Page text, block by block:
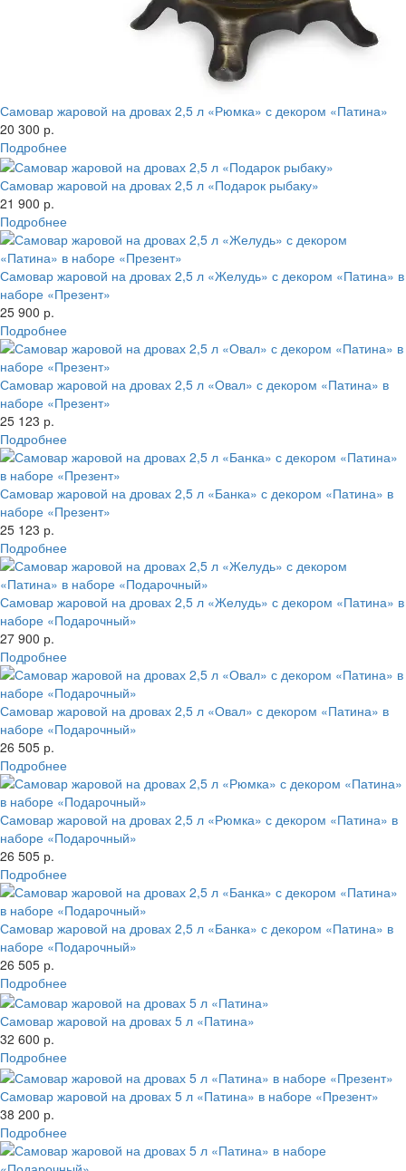
Самовар жаровой на дровах 2,5 л «Рюмка» с декором «Патина»
20 300 р.
Подробнее
Самовар жаровой на дровах 2,5 л «Подарок рыбаку»
21 900 р.
Подробнее
Самовар жаровой на дровах 2,5 л «Желудь» с декором «Патина» в
наборе «Презент»
25 900 р.
Подробнее
Самовар жаровой на дровах 2,5 л «Овал» с декором «Патина» в
наборе «Презент»
25 123 р.
Подробнее
Самовар жаровой на дровах 2,5 л «Банка» с декором «Патина» в
наборе «Презент»
25 123 р.
Подробнее
Самовар жаровой на дровах 2,5 л «Желудь» с декором «Патина» в
наборе «Подарочный»
27 900 р.
Подробнее
Самовар жаровой на дровах 2,5 л «Овал» с декором «Патина» в
наборе «Подарочный»
26 505 р.
Подробнее
Самовар жаровой на дровах 2,5 л «Рюмка» с декором «Патина» в
наборе «Подарочный»
26 505 р.
Подробнее
Самовар жаровой на дровах 2,5 л «Банка» с декором «Патина» в
наборе «Подарочный»
26 505 р.
Подробнее
Самовар жаровой на дровах 5 л «Патина»
32 600 р.
Подробнее
Самовар жаровой на дровах 5 л «Патина» в наборе «Презент»
38 200 р.
Подробнее